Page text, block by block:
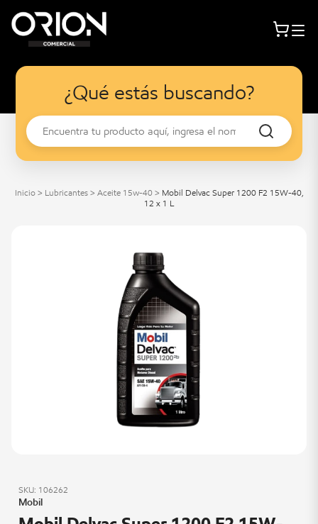
¿Qué estás buscando?
Inicio > Lubricantes > Aceite 15w-40 > Mobil Delvac Super 1200 F2 15W-40,
12 x 1 L
SKU: 106262
Mobil